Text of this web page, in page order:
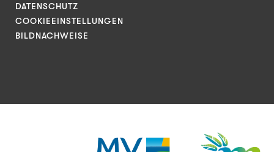
DATENSCHUTZ
COOKIEEINSTELLUNGEN
BILDNACHWEISE